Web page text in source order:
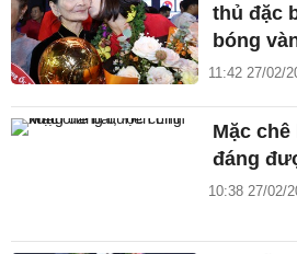
thủ đặc
bóng
11:42 27/02/
Mặc
đáng
10:38 27/02/